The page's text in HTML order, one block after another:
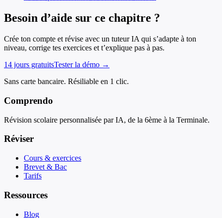
Besoin d’aide sur ce chapitre ?
Crée ton compte et révise avec un tuteur IA qui s’adapte à ton
niveau, corrige tes exercices et t’explique pas à pas.
14 jours gratuitsTester la démo →
Sans carte bancaire. Résiliable en 1 clic.
Comprendo
Révision scolaire personnalisée par IA, de la 6ème à la Terminale.
Réviser
Cours & exercices
Brevet & Bac
Tarifs
Ressources
Blog